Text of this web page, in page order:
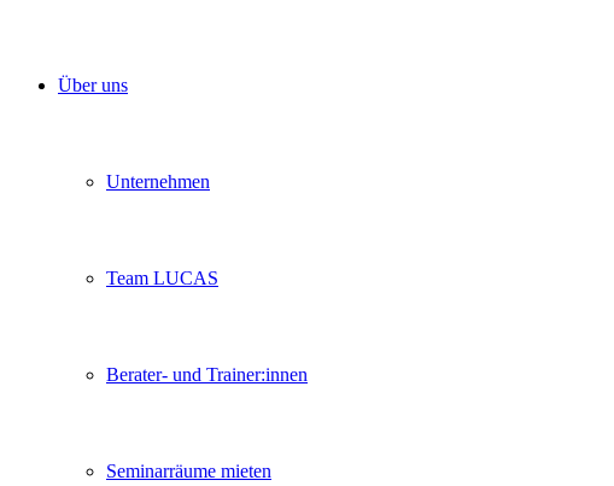
Über uns
Unternehmen
Team LUCAS
Berater- und Trainer:innen
Seminarräume mieten